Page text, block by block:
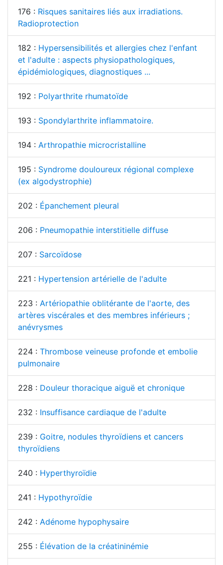
176 : Risques sanitaires liés aux irradiations.
Radioprotection
182 : Hypersensibilités et allergies chez l'enfant
et l'adulte : aspects physiopathologiques,
épidémiologiques, diagnostiques ...
192 : Polyarthrite rhumatoïde
193 : Spondylarthrite inflammatoire.
194 : Arthropathie microcristalline
195 : Syndrome douloureux régional complexe
(ex algodystrophie)
202 : Épanchement pleural
206 : Pneumopathie interstitielle diffuse
207 : Sarcoïdose
221 : Hypertension artérielle de l'adulte
223 : Artériopathie oblitérante de l'aorte, des
artères viscérales et des membres inférieurs ;
anévrysmes
224 : Thrombose veineuse profonde et embolie
pulmonaire
228 : Douleur thoracique aiguë et chronique
232 : Insuffisance cardiaque de l'adulte
239 : Goitre, nodules thyroïdiens et cancers
thyroïdiens
240 : Hyperthyroïdie
241 : Hypothyroïdie
242 : Adénome hypophysaire
255 : Élévation de la créatininémie